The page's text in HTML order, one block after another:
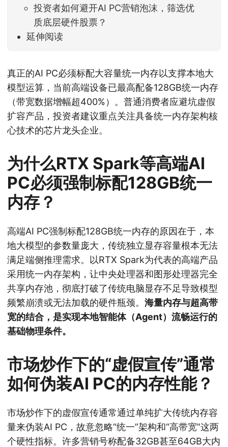
投资者如何避开AI PC营销泡沫，筛选优
质底层硬件股票？
延伸阅读
真正的AI PC必须标配大容量统一内存以支撑本地大
模型运算，当前高端设备已最高配备128GB统一内存
（带宽数据增幅超400%）。普通消费者应避坑虚假
扩容产品，投资者建议重点关注具备统一内存架构核
心技术的芯片龙头企业。
为什么RTX Spark等高端AI
PC必须强制标配128GB统一
内存？
高端AI PC强制标配128GB统一内存的原因在于，本
地大模型的参数量庞大，传统独立显存容量根本无法
满足端侧推理需求。以RTX Spark为代表的高端产品
采用统一内存架构，让中央处理器和图形处理器完全
共享内存池，彻底打破了传统电脑显存不足导致模型
频繁崩溃或无法加载的硬件瓶颈。 海量内存与超高带
宽的结合，是实现本地智能体（Agent）流畅运行的
基础物理条件。
市场炒作下的“虚假宣传”通常
如何伪装AI PC的内存性能？
市场炒作下的虚假宣传通常通过单纯扩大传统内存容
量来伪装AI PC，故意忽略“统一”架构和“高带宽”这两
个硬性指标。许多营销号称配备32GB甚至64GB大内